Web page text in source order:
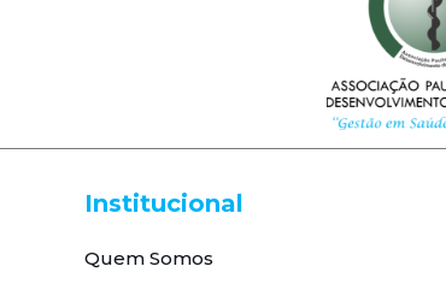
Institucional
Quem Somos